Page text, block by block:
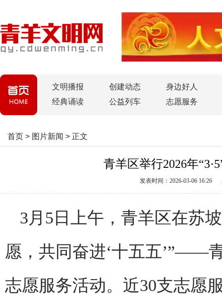
文明播报 创建动态
身边好人
经典诵读
公益列车 志愿服务
首页 > 图片新闻 > 正文
青羊区举行2026年
发表时间：2026-03-06 16:26
3月5日上午，青羊区在苏
愿，共同奋进‘十五五’”——
志愿服务活动。近30支志愿